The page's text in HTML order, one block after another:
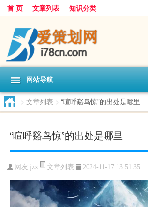
首 页 文章列表 知识分类
网站导航
> 文章列表 > “喧呼谿鸟惊”的出处是哪里
“喧呼谿鸟惊”的出处是哪里
网友:jzx 文章列表 2024-11-17 13:51:35